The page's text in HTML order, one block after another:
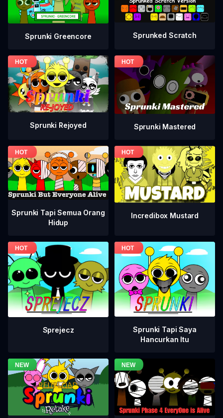
Sprunki Greencore Sprunked Scratch
Sprunki Rejoyed Sprunki Mastered
Sprunki Tapi Semua Orang
Hidup
Incredibox Mustard
Sprejecz
Sprunki Tapi Saya
Hancurkan Itu